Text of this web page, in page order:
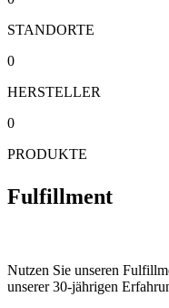
STANDORTE
0
HERSTELLER
0
PRODUKTE
Fulfillment
Nutzen Sie unseren
unserer 30-jährigen